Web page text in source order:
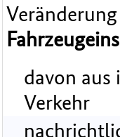
davon
Verkehr